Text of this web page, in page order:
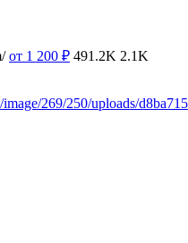
от 1 200 ₽ 491.2K 2.1K
269/250/uploads/